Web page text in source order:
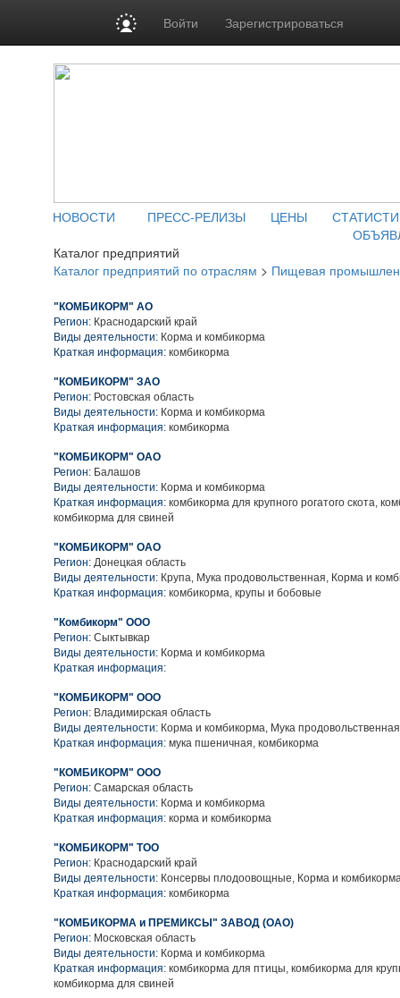
Войти Зарегистрироваться
НОВОСТИ ПРЕСС-РЕЛИЗЫ ЦЕНЫ
Каталог предприятий
Каталог предприятий по отраслям > Пищевая
"КОМБИКОРМ" АО
Регион: Краснодарский край
Виды деятельности: Корма и комбикорма
Краткая информация: комбикорма
"КОМБИКОРМ" ЗАО
Регион: Ростовская область
Виды деятельности: Корма и комбикорма
Краткая информация: комбикорма
"КОМБИКОРМ" ОАО
Регион: Балашов
Виды деятельности: Корма и комбикорма
Краткая информация: комбикорма для крупного рогатого скота,
комбикорма для свиней
"КОМБИКОРМ" ОАО
Регион: Донецкая область
Виды деятельности: Крупа, Мука продовольственная, Корма и
Краткая информация: комбикорма, крупы и бобовые
"Комбикорм" ООО
Регион: Сыктывкар
Виды деятельности: Корма и комбикорма
Краткая информация:
"КОМБИКОРМ" ООО
Регион: Владимирская область
Виды деятельности: Корма и комбикорма, Мука продовольственная
Краткая информация: мука пшеничная, комбикорма
"КОМБИКОРМ" ООО
Регион: Самарская область
Виды деятельности: Корма и комбикорма
Краткая информация: корма и комбикорма
"КОМБИКОРМ" ТОО
Регион: Краснодарский край
Виды деятельности: Консервы плодоовощные, Корма и
Краткая информация: комбикорма
"КОМБИКОРМА и ПРЕМИКСЫ" ЗАВОД (ОАО)
Регион: Московская область
Виды деятельности: Корма и комбикорма
Краткая информация: комбикорма для птицы, комбикорма для
комбикорма для свиней